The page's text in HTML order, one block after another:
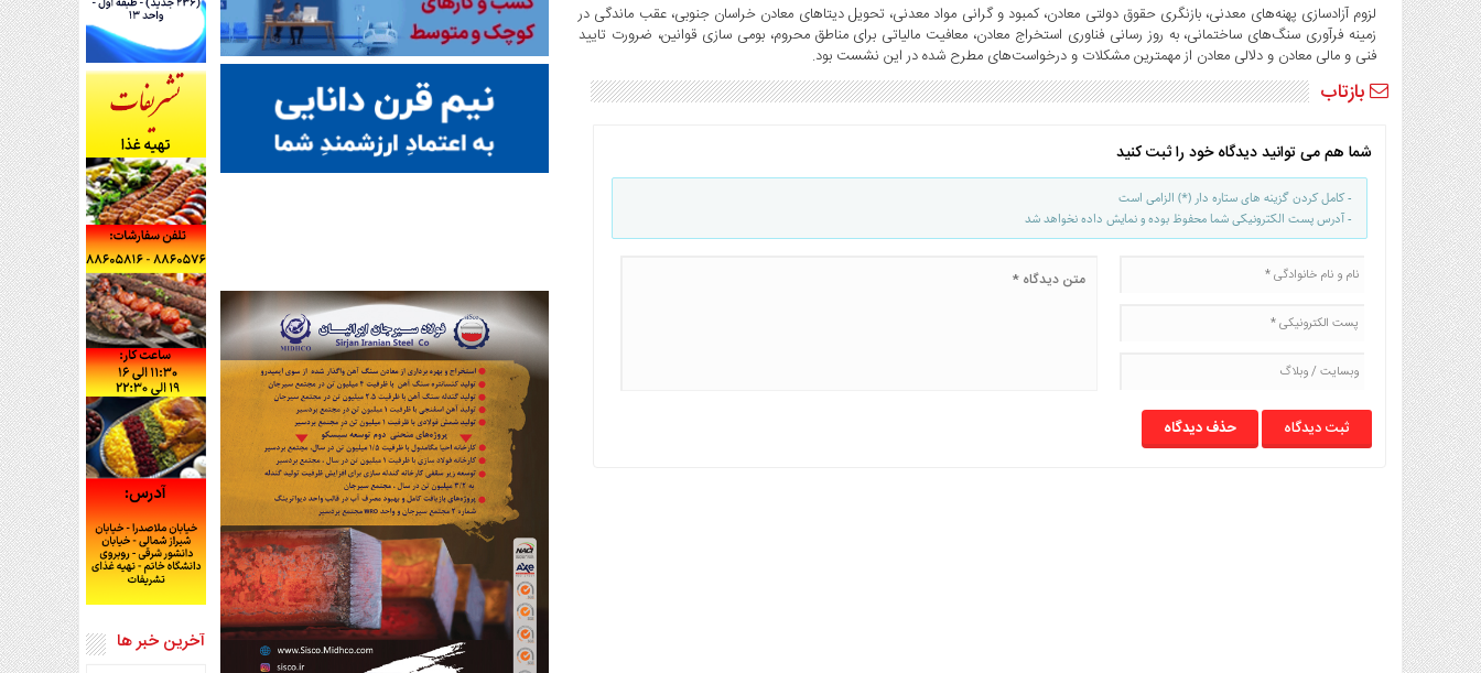
لزوم آزادسازی پهنه‌های معدنی، بازنگری حقوق دولتی معادن، کمبود و گرانی مواد معدنی، تحویل دیتاهای معادن خراسان جنوبی، عقب ماندگی در
زمینه فرآوری سنگ‌های ساختمانی، به روز رسانی فناوری استخراج معادن، معافیت مالیاتی برای مناطق محروم، بومی سازی قوانین، ضرورت تایید
فنی و مالی معادن و دلالی معادن از مهمترین مشکلات و درخواست‌های مطرح شده در این نشست بود.
بازتاب
شما هم می توانید دیدگاه خود را ثبت کنید
- کامل کردن گزینه های ستاره دار (*) الزامی است
- آدرس پست الکترونیکی شما محفوظ بوده و نمایش داده نخواهد شد
حذف دیدگاه
آخرین خبر ها